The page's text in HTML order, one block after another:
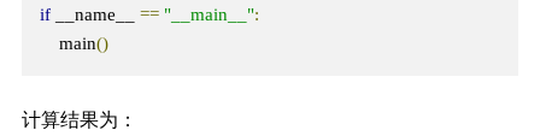
if __name__ == "__main__":
    main
()
计算结果为：